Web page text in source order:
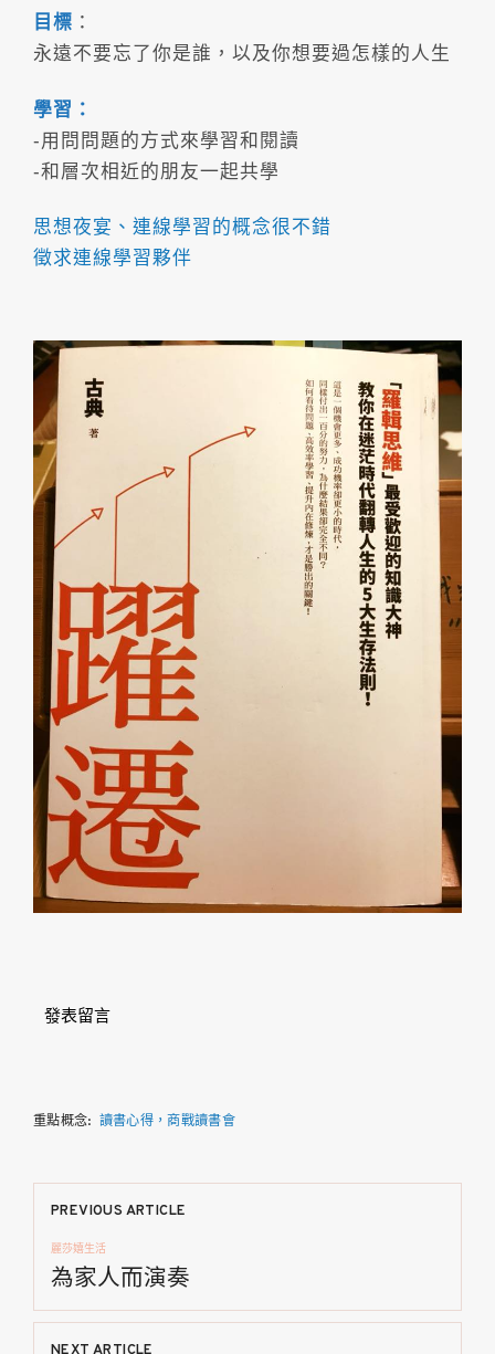
目標 ：
永遠不要忘了你是誰，以及你想要過怎樣的人生
學習：
-用問問題的方式來學習和閱讀
-和層次相近的朋友一起共學
思想夜宴、連線學習的概念很不錯
徵求連線學習夥伴
發表留言
重點概念: 讀書心得，商戰讀書會
文
章
導
PREVIOUS ARTICLE
麗莎嬉生活
為家人而演奏
NEXT ARTICLE